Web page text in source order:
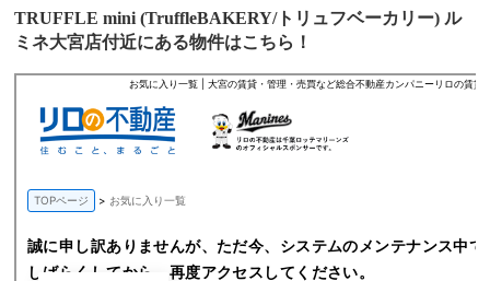
TRUFFLE mini (TruffleBAKERY/トリュフベーカリー) ル
ミネ大宮店付近にある物件はこちら！